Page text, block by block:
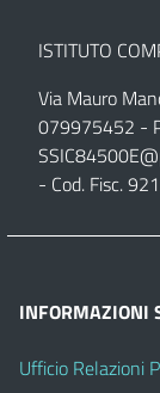
ISTITUTO
Via Mauro
079975452 -
- Cod. Fisc.
INFORMAZIONI
Ufficio Relazioni